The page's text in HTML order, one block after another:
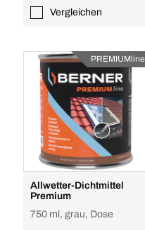
Vergleichen
PREMIUMline
Allwetter-Dichtmittel
Premium
750 ml, grau, Dose